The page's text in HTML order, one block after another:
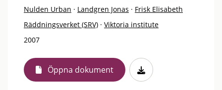
Nulden Urban · Landgren Jonas · Frisk Elisabeth
Räddningsverket (SRV) · Viktoria institute
2007
Öppna dokument